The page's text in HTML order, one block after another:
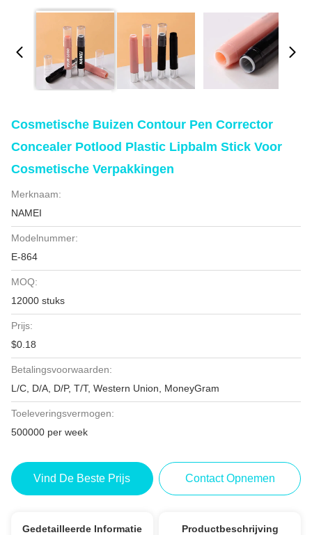
Cosmetische Buizen Contour Pen Corrector
Concealer Potlood Plastic Lipbalm Stick Voor
Cosmetische Verpakkingen
Merknaam:
NAMEI
Modelnummer:
E-864
MOQ:
12000 stuks
Prijs:
$0.18
Betalingsvoorwaarden:
L/C, D/A, D/P, T/T, Western Union, MoneyGram
Toeleveringsvermogen:
500000 per week
Vind De Beste Prijs Contact Opnemen
Gedetailleerde Informatie Productbeschrijving